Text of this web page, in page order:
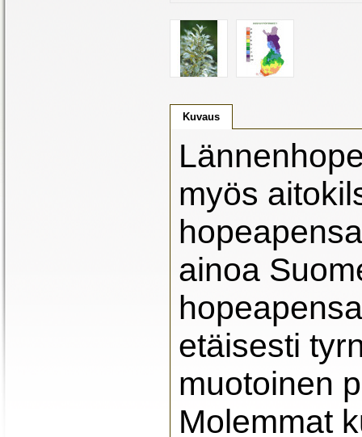
Kuvaus
myös
ainoa
etäisesti
muotoinen
Molemmat